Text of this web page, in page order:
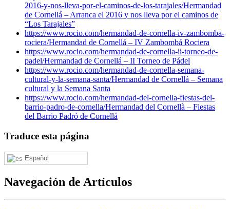
2016-y-nos-lleva-por-el-caminos-de-los-tarajales/Hermandad
de Cornellá – Arranca el 2016 y nos lleva por el caminos de
“Los Tarajales”
https://www.rocio.com/hermandad-de-cornella-iv-zambomba-
rociera/Hermandad de Cornellá – IV Zambombá Rociera
https://www.rocio.com/hermandad-de-cornella-ii-torneo-de-
padel/Hermandad de Cornellá – II Torneo de Pádel
https://www.rocio.com/hermandad-de-cornella-semana-
cultural-y-la-semana-santa/Hermandad de Cornellá – Semana
cultural y la Semana Santa
https://www.rocio.com/hermandad-del-cornella-fiestas-del-
barrio-padro-de-cornella/Hermandad del Cornellà – Fiestas
del Barrio Padró de Cornellá
Traduce esta página
Español
Navegación de Artículos